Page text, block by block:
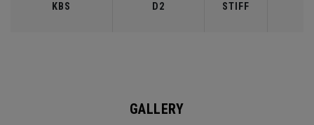
KBS D2 STIFF
GALLERY